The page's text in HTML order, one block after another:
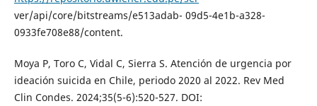
ver/api/core/bitstreams/e513adab- 09d5-4e1b-a328-
0933fe708e88/content.
Moya P, Toro C, Vidal C, Sierra S. Atención de urgencia por
ideación suicida en Chile, periodo 2020 al 2022. Rev Med
Clin Condes. 2024;35(5-6):520-527. DOI: